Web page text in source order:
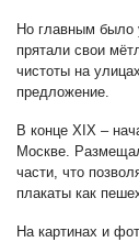
Но главным было
прятали свои
чистоты на
предложение.
В конце XIX –
Москве.
части, что
плакаты как
На картинах и